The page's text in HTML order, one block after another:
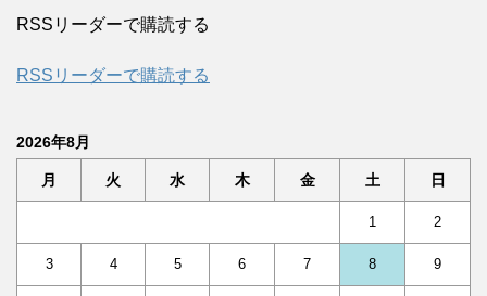
RSSリーダーで購読する
RSSリーダーで購読する
2026年8月
月 火 水 木 金 土 日
1 2
3 4 5 6 7 8 9